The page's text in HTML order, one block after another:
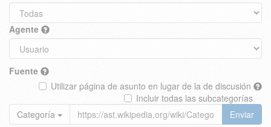
Agente
Fuente
Utilizar página de asunto en lugar de la de discusión
Incluir todas las subcategorías
Categoría
Enviar